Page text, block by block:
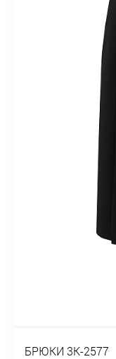
БРЮКИ 3К-2577